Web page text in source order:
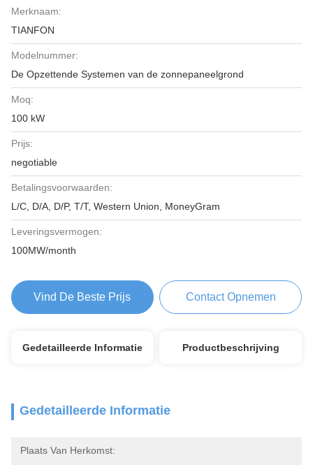
Merknaam:
TIANFON
Modelnummer:
De Opzettende Systemen van de zonnepaneelgrond
Moq:
100 kW
Prijs:
negotiable
Betalingsvoorwaarden:
L/C, D/A, D/P, T/T, Western Union, MoneyGram
Leveringsvermogen:
100MW/month
Vind De Beste Prijs Contact Opnemen
Gedetailleerde Informatie Productbeschrijving
Gedetailleerde Informatie
Plaats Van Herkomst: